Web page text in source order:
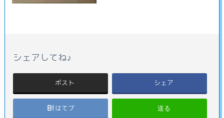
シェアしてね♪
ポスト シェア
はてブ 送る